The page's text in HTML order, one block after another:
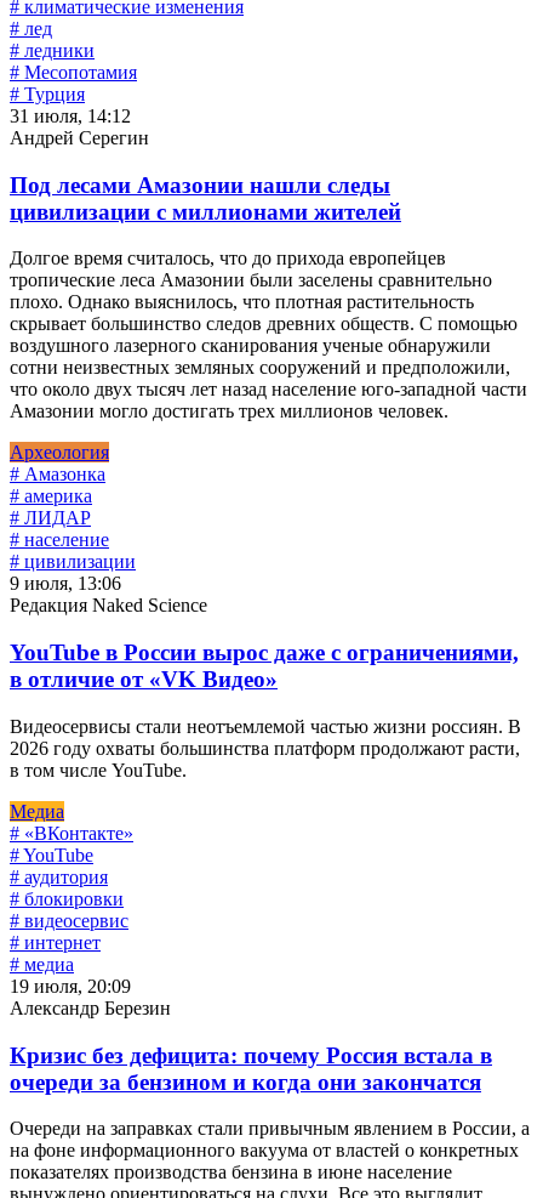
# климатические изменения
# лед
# ледники
# Месопотамия
# Турция
31 июля, 14:12
Андрей Серегин
Под лесами Амазонии нашли следы
цивилизации с миллионами жителей
Долгое время считалось, что до прихода европейцев
тропические леса Амазонии были заселены сравнительно
плохо. Однако выяснилось, что плотная растительность
скрывает большинство следов древних обществ. С помощью
воздушного лазерного сканирования ученые обнаружили
сотни неизвестных земляных сооружений и предположили,
что около двух тысяч лет назад население юго-западной части
Амазонии могло достигать трех миллионов человек.
Археология
# Амазонка
# америка
# ЛИДАР
# население
# цивилизации
9 июля, 13:06
Редакция Naked Science
YouTube в России вырос даже с ограничениями,
в отличие от «VK Видео»
Видеосервисы стали неотъемлемой частью жизни россиян. В
2026 году охваты большинства платформ продолжают расти,
в том числе YouTube.
Медиа
# «ВКонтакте»
# YouTube
# аудитория
# блокировки
# видеосервис
# интернет
# медиа
19 июля, 20:09
Александр Березин
Кризис без дефицита: почему Россия встала в
очереди за бензином и когда они закончатся
Очереди на заправках стали привычным явлением в России, а
на фоне информационного вакуума от властей о конкретных
показателях производства бензина в июне население